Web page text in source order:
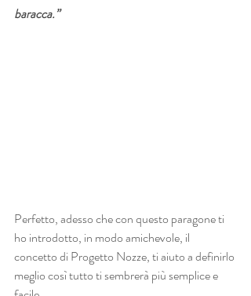
baracca.”
Perfetto, adesso che con questo paragone ti
ho introdotto, in modo amichevole, il
concetto di Progetto Nozze, ti aiuto a definirlo
meglio così tutto ti sembrerà più semplice e